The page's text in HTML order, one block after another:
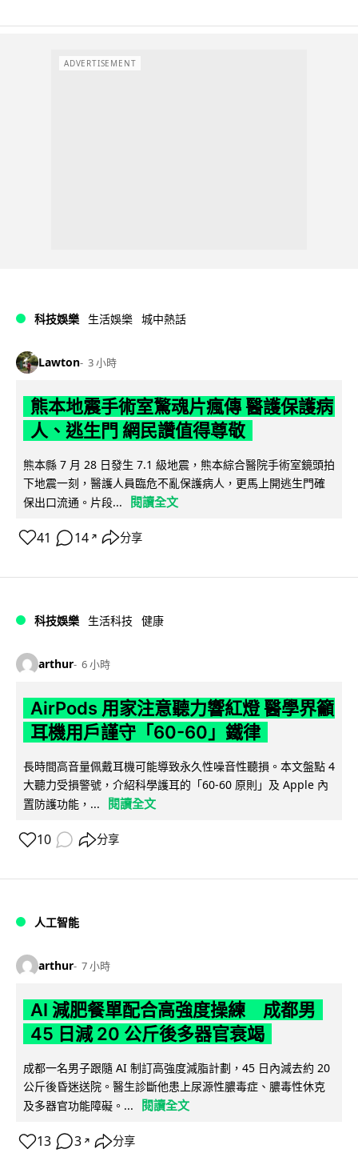
ADVERTISEMENT
科技娛樂 生活娛樂 城中熱話
Lawton 3 小時
熊本地震手術室驚魂片瘋傳 醫護保護病
人、逃生門 網民讚值得尊敬
熊本縣 7 月 28 日發生 7.1 級地震，熊本綜合醫院手術室鏡頭拍
下地震一刻，醫護人員臨危不亂保護病人，更馬上開逃生門確
保出口流通。片段...
閱讀全文
41 14 ↗ 分享
科技娛樂 生活科技 健康
arthur 6 小時
AirPods 用家注意聽力響紅燈 醫學界籲
耳機用戶謹守「60-60」鐵律
長時間高音量佩戴耳機可能導致永久性噪音性聽損。本文盤點 4
大聽力受損警號，介紹科學護耳的「60-60 原則」及 Apple 內
置防護功能，...
閱讀全文
10 分享
人工智能
arthur 7 小時
AI 減肥餐單配合高強度操練 成都男
45 日減 20 公斤後多器官衰竭
成都一名男子跟隨 AI 制訂高強度減脂計劃，45 日內減去約 20
公斤後昏迷送院。醫生診斷他患上尿源性膿毒症、膿毒性休克
及多器官功能障礙。...
閱讀全文
13 3 ↗ 分享